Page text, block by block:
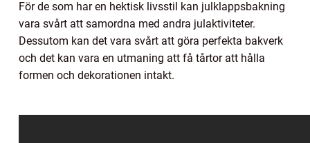
För de som har en hektisk livsstil kan julklappsbakning
vara svårt att samordna med andra julaktiviteter.
Dessutom kan det vara svårt att göra perfekta bakverk
och det kan vara en utmaning att få tårtor att hålla
formen och dekorationen intakt.